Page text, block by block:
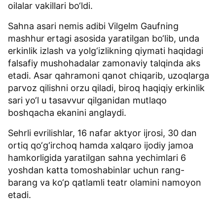
oilalar vakillari bo‘ldi.
Sahna asari nemis adibi Vilgelm Gaufning
mashhur ertagi asosida yaratilgan bo‘lib, unda
erkinlik izlash va yolg‘izlikning qiymati haqidagi
falsafiy mushohadalar zamonaviy talqinda aks
etadi. Asar qahramoni qanot chiqarib, uzoqlarga
parvoz qilishni orzu qiladi, biroq haqiqiy erkinlik
sari yo‘l u tasavvur qilganidan mutlaqo
boshqacha ekanini anglaydi.
Sehrli evrilishlar, 16 nafar aktyor ijrosi, 30 dan
ortiq qo‘g‘irchoq hamda xalqaro ijodiy jamoa
hamkorligida yaratilgan sahna yechimlari 6
yoshdan katta tomoshabinlar uchun rang-
barang va ko‘p qatlamli teatr olamini namoyon
etadi.